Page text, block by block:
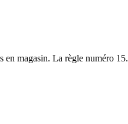
en magasin. La règle numéro 15.